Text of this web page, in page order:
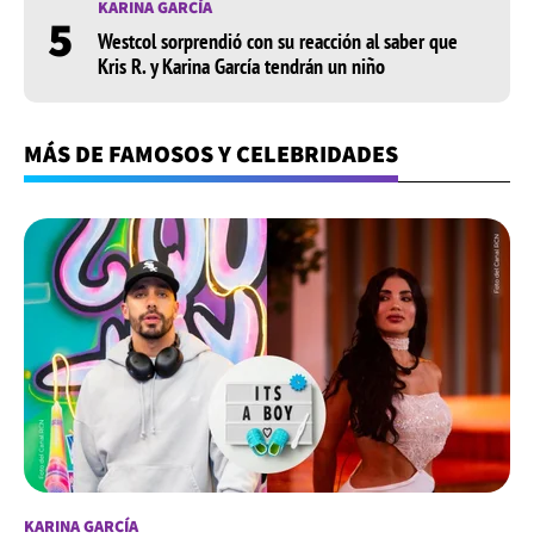
5 KARINA GARCÍA
Westcol sorprendió con su reacción al saber que
Kris R. y Karina García tendrán un niño
MÁS DE FAMOSOS Y CELEBRIDADES
KARINA GARCÍA